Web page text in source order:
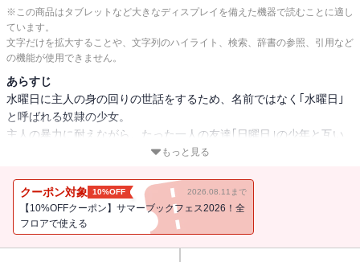
※この商品はタブレットなど大きなディスプレイを備えた機器で読むことに適し
ています。
文字だけを拡大することや、文字列のハイライト、検索、辞書の参照、引用など
の機能が使用できません。
あらすじ
水曜日に主人の身の回りの世話をするため、名前ではなく｢水曜日｣
と呼ばれる奴隷の少女。
主人の暴力に耐えながら、たった一人の友達｢日曜日｣の少年と互い
に支え合い辛い日々を過ごしていた。
突然なだれ込んできた騎士団によって主人は拘束され、少女は無事
保護される。
騎士達の中から現れた青年。
もっと見る
クーポン対象 10%OFF 2026.08.11まで
【10%OFFクーポン】サマーブックフェス2026！全
フロアで使える